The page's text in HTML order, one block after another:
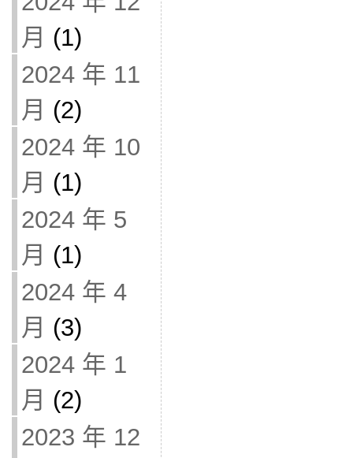
月 (1)
2024 年 11
月 (2)
2024 年 10
月 (1)
2024 年 5
月 (1)
2024 年 4
月 (3)
2024 年 1
月 (2)
2023 年 12